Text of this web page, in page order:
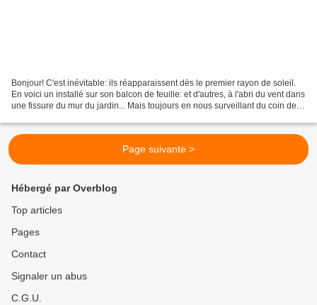
Bonjour! C'est inévitable: ils réapparaissent dès le premier rayon de soleil.
En voici un installé sur son balcon de feuille: et d'autres, à l'abri du vent dans
une fissure du mur du jardin... Mais toujours en nous surveillant du coin de
Page suivante >
Hébergé par Overblog
Top articles
Pages
Contact
Signaler un abus
C.G.U.